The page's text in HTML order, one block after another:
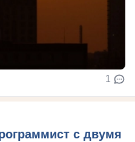
1
с двумя